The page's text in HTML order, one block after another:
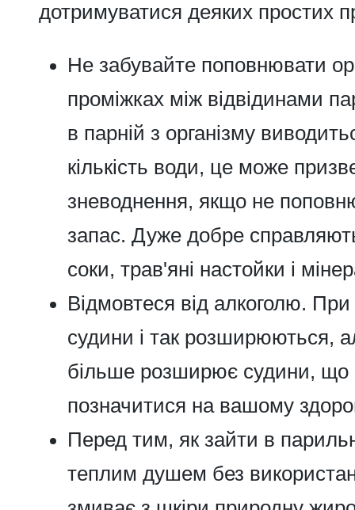
дотримуватися деяких простих
Не забувайте поповнювати
проміжках між відвідинами
в парній з організму
кількість води, це може
зневоднення, якщо не
запас. Дуже добре
соки, трав'яні настойки і
Відмовтеся від алкоголю. При
судини і так розширюються,
більше розширює судини, що
позначитися на вашому
Перед тим, як зайти в
теплим душем без